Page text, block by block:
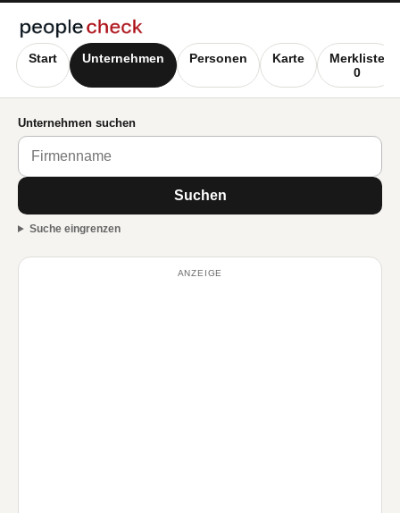
Start Unternehmen Personen Karte
Merkliste
0
Unternehmen suchen
Suchen
Suche eingrenzen
ANZEIGE